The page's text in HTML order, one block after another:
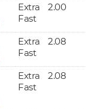
Extra
Fast
2.00
Extra
Fast
2.08
Extra
Fast
2.08